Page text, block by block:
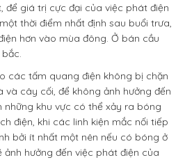
để giá trị cực đại của việc phát điện
thời điểm nhất định sau buổi trưa,
hơn vào mùa đông. Ở bán cầu
các tấm quang điện không bị chặn
cây cối, để không ảnh hưởng đến
những khu vực có thể xảy ra bóng
điện, khi các linh kiện mắc nối tiếp
bởi ít nhất một nên nếu có bóng ở
hưởng đến việc phát điện của